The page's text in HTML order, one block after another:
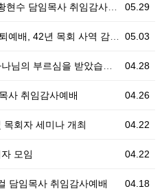
05.29
담임목사 취임감사예배 드려
05.03
42년 목회 사역 감사로 마무리
04.28
의 부르심을 받았습니다.
04.26
사 취임감사예배
04.22
회자 세미나 개최
04.22
모임
04.18
담임목사 취임감사예배